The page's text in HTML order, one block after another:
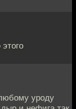
уроду